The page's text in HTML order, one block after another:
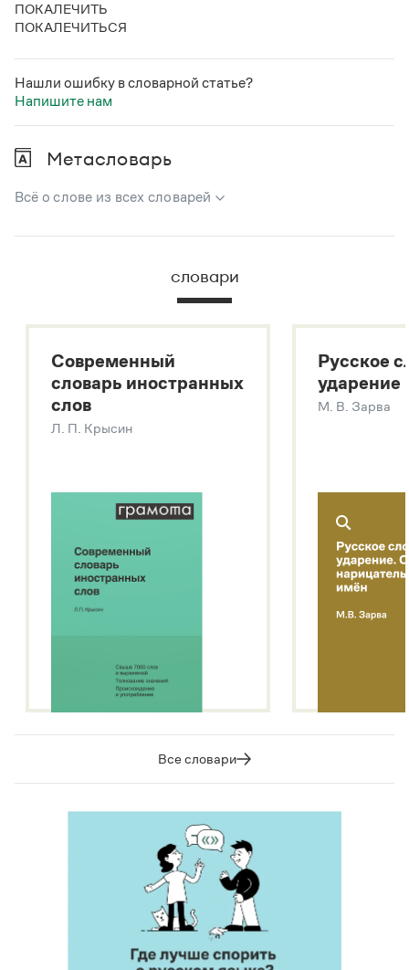
ПОКАЛЕЧИТЬ
ПОКАЛЕЧИТЬСЯ
Нашли ошибку в словарной статье?
Напишите нам
Метасловарь
Всё о слове из всех словарей
В метасловаре Грамоты в удобном виде собрана вся
Русский орфографический словарь
Большой толковый словарь русских глаголов
Современный словарь иностранных слов
Звук – технология синтеза платформы
SaluteSpeech
словари
Современный
словарь иностранных
слов
Л. П. Крысин
Русское
ударение
М. В. Зарва
Все словари